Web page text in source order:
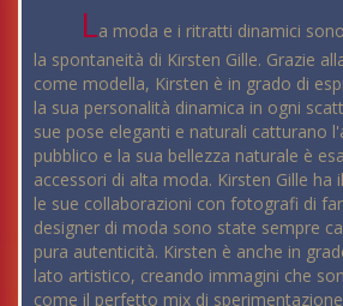
La moda e i ritratti dinamici
la spontaneità di Kirsten Gille. Grazie
come modella, Kirsten è in grado di
la sua personalità dinamica in ogni
sue pose eleganti e naturali catturano
pubblico e la sua bellezza naturale è
accessori di alta moda. Kirsten Gille ha
le sue collaborazioni con fotografi di
designer di moda sono state sempre
pura autenticità. Kirsten è anche in
lato artistico, creando immagini che
come il perfetto mix di